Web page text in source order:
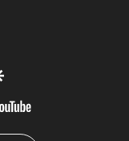
google
youtube-